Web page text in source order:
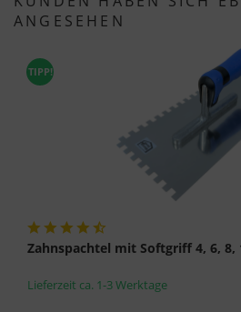
ANGESEHEN
TIPP!
Zahnspachtel mit Softgriff 4, 6, 8,
Lieferzeit ca. 1-3 Werktage